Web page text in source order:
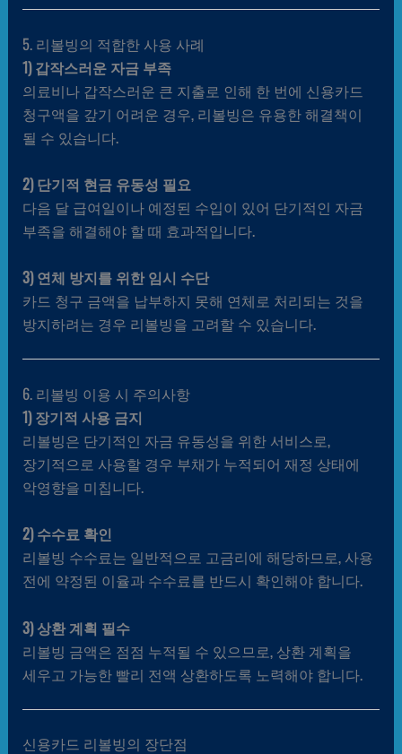
5. 리볼빙의 적합한 사용 사례
1) 갑작스러운 자금 부족
의료비나 갑작스러운 큰 지출로 인해 한 번에 신용카드
청구액을 갚기 어려운 경우, 리볼빙은 유용한 해결책이
될 수 있습니다.
2) 단기적 현금 유동성 필요
다음 달 급여일이나 예정된 수입이 있어 단기적인 자금
부족을 해결해야 할 때 효과적입니다.
3) 연체 방지를 위한 임시 수단
카드 청구 금액을 납부하지 못해 연체로 처리되는 것을
방지하려는 경우 리볼빙을 고려할 수 있습니다.
6. 리볼빙 이용 시 주의사항
1) 장기적 사용 금지
리볼빙은 단기적인 자금 유동성을 위한 서비스로,
장기적으로 사용할 경우 부채가 누적되어 재정 상태에
악영향을 미칩니다.
2) 수수료 확인
리볼빙 수수료는 일반적으로 고금리에 해당하므로, 사용
전에 약정된 이율과 수수료를 반드시 확인해야 합니다.
3) 상환 계획 필수
리볼빙 금액은 점점 누적될 수 있으므로, 상환 계획을
세우고 가능한 빨리 전액 상환하도록 노력해야 합니다.
신용카드 리볼빙의 장단점